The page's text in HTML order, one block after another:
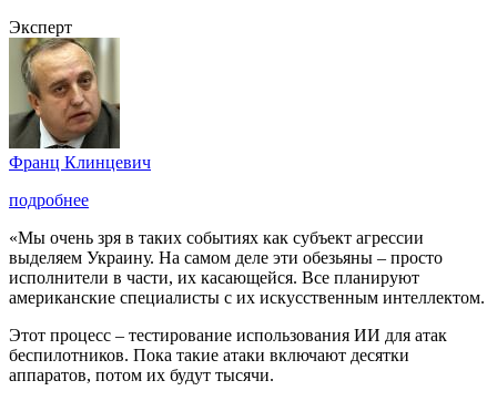
Эксперт
Франц Клинцевич
подробнее
«Мы очень зря в таких событиях как субъект агрессии
выделяем Украину. На самом деле эти обезьяны – просто
исполнители в части, их касающейся. Все планируют
американские специалисты с их искусственным интеллектом.
Этот процесс – тестирование использования ИИ для атак
беспилотников. Пока такие атаки включают десятки
аппаратов, потом их будут тысячи.